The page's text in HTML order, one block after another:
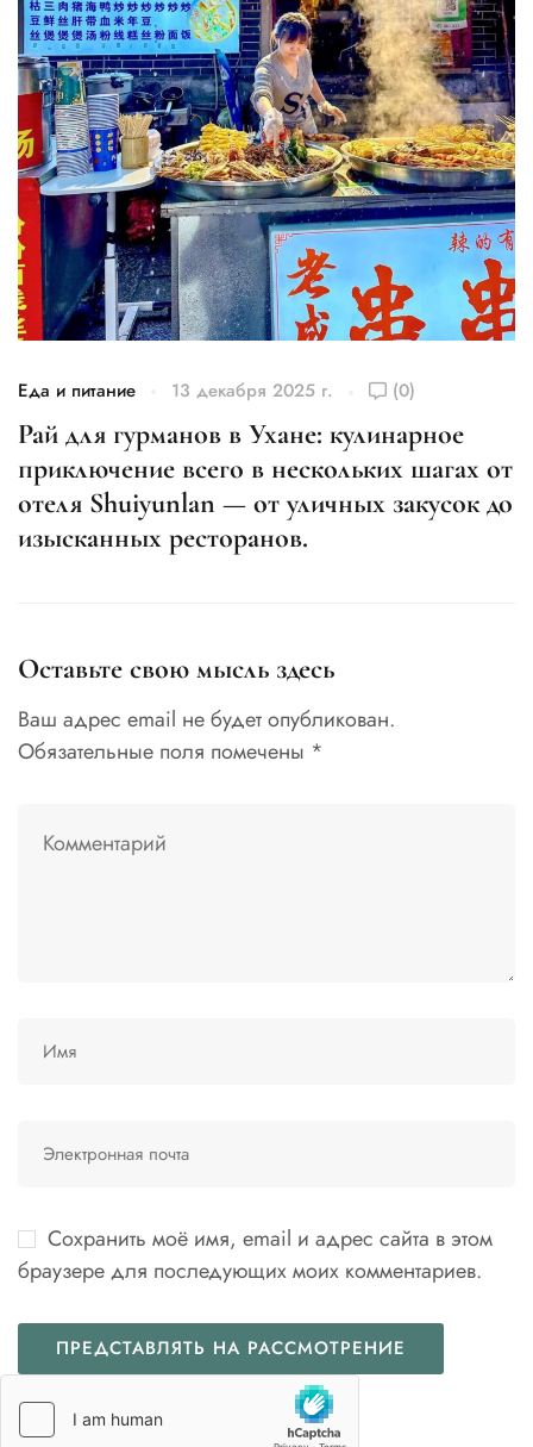
Еда и питание 13 декабря 2025 г. (0)
Рай для гурманов в Ухане: кулинарное
приключение всего в нескольких шагах от
отеля Shuiyunlan — от уличных закусок до
изысканных ресторанов.
Оставьте свою мысль здесь
Ваш адрес email не будет опубликован.
Обязательные поля помечены *
Сохранить моё имя, email и адрес сайта в этом
браузере для последующих моих комментариев.